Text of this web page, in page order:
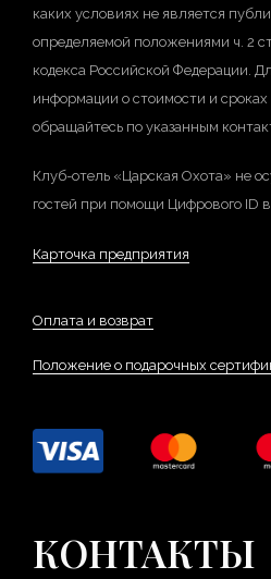
каких условиях не является
определяемой положениями ч. 2
кодекса Российской Федерации.
информации о стоимости и сроках
обращайтесь по указанным
Клуб-отель «Царская Охота» не
гостей при помощи Цифрового ID
Карточка предприятия
Оплата и возврат
Положение о подарочных
КОНТАКТЫ